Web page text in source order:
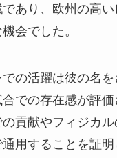
あり、欧州の高
会でした。
の活躍は彼の名
での存在感が評価
貢献やフィジカ
用することを証